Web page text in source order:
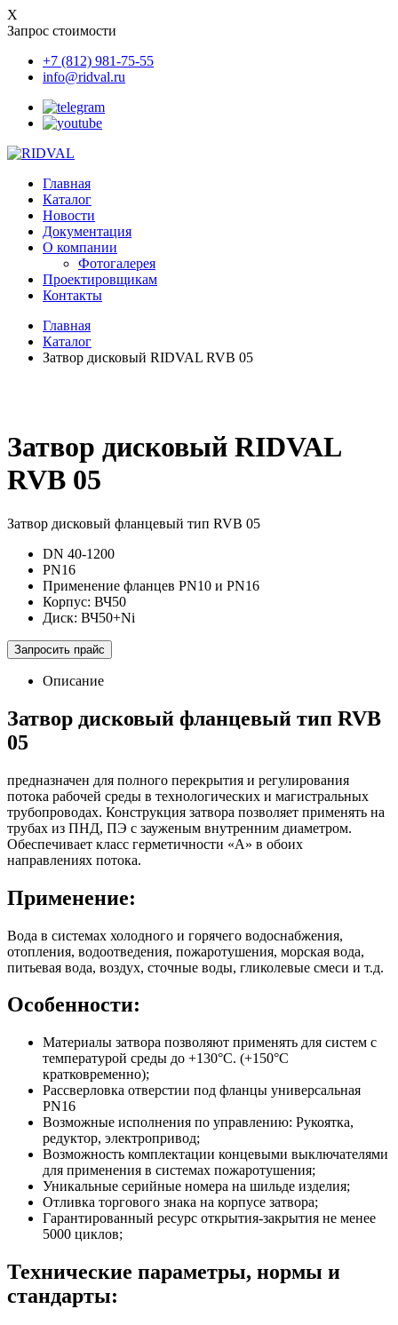
X
Запрос стоимости
+7 (812) 981-75-55
info@ridval.ru
Главная
Каталог
Новости
Документация
О компании
Фотогалерея
Проектировщикам
Контакты
Главная
Каталог
Затвор дисковый RIDVAL RVB 05
Затвор дисковый RIDVAL
RVB 05
Затвор дисковый фланцевый тип RVB 05
DN 40-1200
PN16
Применение фланцев PN10 и PN16
Корпус: ВЧ50
Диск: ВЧ50+Ni
Запросить прайс
Описание
Затвор дисковый фланцевый тип RVB
05
предназначен для полного перекрытия и регулирования
потока рабочей среды в технологических и магистральных
трубопроводах. Конструкция затвора позволяет применять на
трубах из ПНД, ПЭ с зауженым внутренним диаметром.
Обеспечивает класс герметичности «А» в обоих
направлениях потока.
Применение:
Вода в системах холодного и горячего водоснабжения,
отопления, водоотведения, пожаротушения, морская вода,
питьевая вода, воздух, сточные воды, гликолевые смеси и т.д.
Особенности:
Материалы затвора позволяют применять для систем с
температурой среды до +130°С. (+150°С
кратковременно);
Рассверловка отверстии под фланцы универсальная
PN16
Возможные исполнения по управлению: Рукоятка,
редуктор, электропривод;
Возможность комплектации концевыми выключателями
для применения в системах пожаротушения;
Уникальные серийные номера на шильде изделия;
Отливка торгового знака на корпусе затвора;
Гарантированный ресурс открытия-закрытия не менее
5000 циклов;
Технические параметры, нормы и
стандарты: